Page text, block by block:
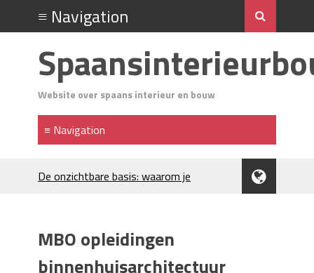
Website over spaans interieur en bouw
De onzichtbare basis: waarom je
trekken veel aandacht
Waar let je op bij het kiezen van
MBO opleidingen
binnenhuisarchitectuur